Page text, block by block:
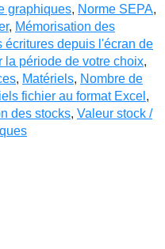
graphiques, Norme SEPA,
, Mémorisation des
écritures depuis l'écran de
la période de votre choix,
, Matériels, Nombre de
fichier au format Excel ,
des stocks, Valeur stock /